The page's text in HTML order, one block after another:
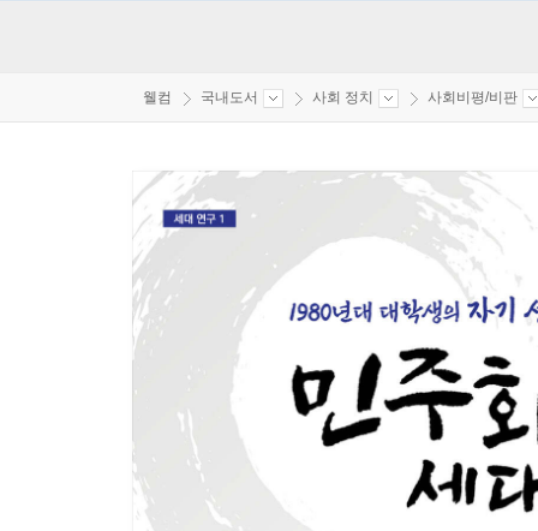
웰컴 국내도서 사회 정치 사회비평/비판